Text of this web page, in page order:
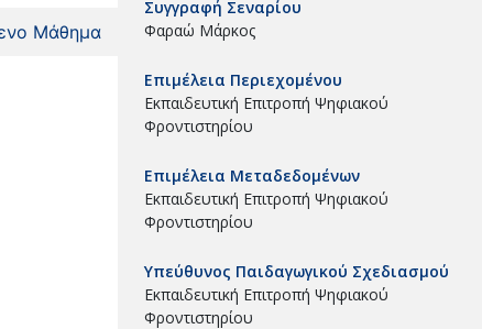
Μάθημα
Συγγραφή Σεναρίου
Φαραώ Μάρκος
Επιμέλεια Περιεχομένου
Εκπαιδευτική Επιτροπή Ψηφιακού
Φροντιστηρίου
Επιμέλεια Μεταδεδομένων
Εκπαιδευτική Επιτροπή Ψηφιακού
Φροντιστηρίου
Υπεύθυνος Παιδαγωγικού Σχεδιασμού
Εκπαιδευτική Επιτροπή Ψηφιακού
Φροντιστηρίου